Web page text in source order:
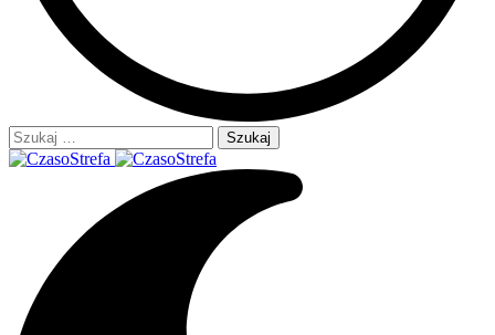
Szukaj: